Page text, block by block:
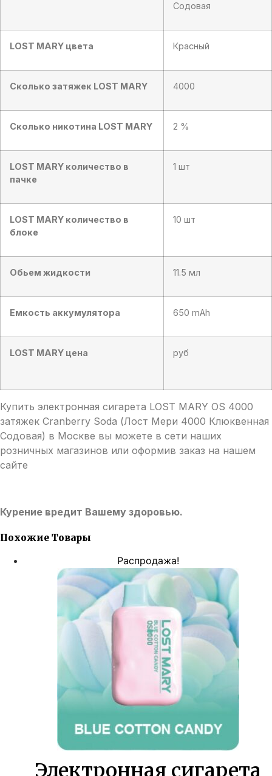
Содовая
LOST MARY цвета Красный
Сколько затяжек LOST MARY 4000
Сколько никотина LOST MARY 2 %
LOST MARY количество в
пачке
1 шт
LOST MARY количество в
блоке
10 шт
Обьем жидкости 11.5 мл
Емкость аккумулятора 650 mAh
LOST MARY цена руб
Купить электронная сигарета LOST MARY OS 4000
затяжек Cranberry Soda (Лост Мери 4000 Клюквенная
Содовая) в Москве вы можете в сети наших
розничных магазинов или оформив заказ на нашем
сайте
Курение вредит Вашему здоровью.
Похожие Товары
Распродажа!
Электронная сигарета